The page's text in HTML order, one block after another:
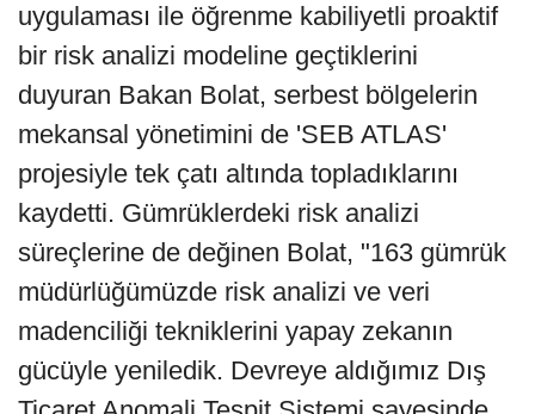
uygulaması ile öğrenme kabiliyetli proaktif
bir risk analizi modeline geçtiklerini
duyuran Bakan Bolat, serbest bölgelerin
mekansal yönetimini de 'SEB ATLAS'
projesiyle tek çatı altında topladıklarını
kaydetti. Gümrüklerdeki risk analizi
süreçlerine de değinen Bolat, "163 gümrük
müdürlüğümüzde risk analizi ve veri
madenciliği tekniklerini yapay zekanın
gücüyle yeniledik. Devreye aldığımız Dış